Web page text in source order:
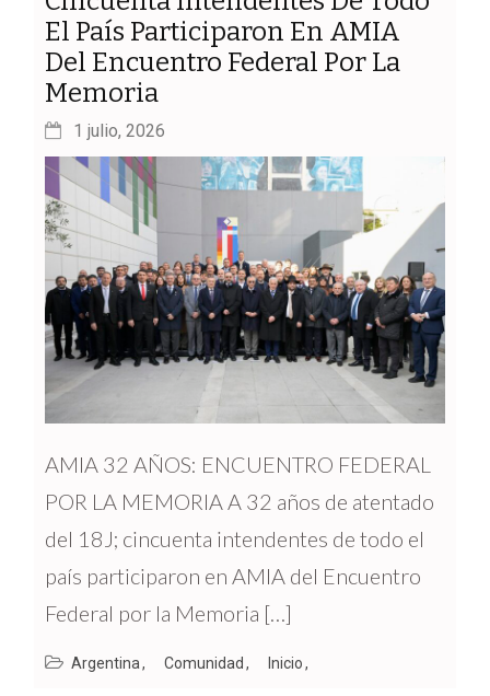
El País Participaron En AMIA
Del Encuentro Federal Por La
Memoria
1 julio, 2026
AMIA 32 AÑOS: ENCUENTRO FEDERAL
POR LA MEMORIA A 32 años de atentado
del 18J; cincuenta intendentes de todo el
país participaron en AMIA del Encuentro
Federal por la Memoria […]
Argentina Comunidad Inicio